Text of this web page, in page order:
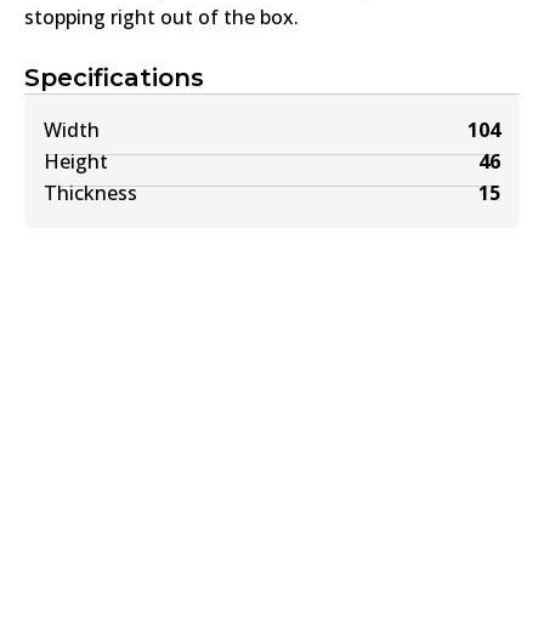
Specifications
Width
104
Height
46
Thickness
15
stopping right out of the box.